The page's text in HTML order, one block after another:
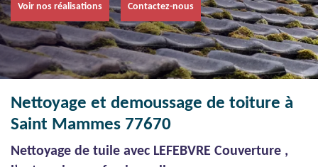
Voir nos réalisations Contactez-nous
Nettoyage et demoussage de toiture à
Saint Mammes 77670
Nettoyage de tuile avec LEFEBVRE Couverture ,